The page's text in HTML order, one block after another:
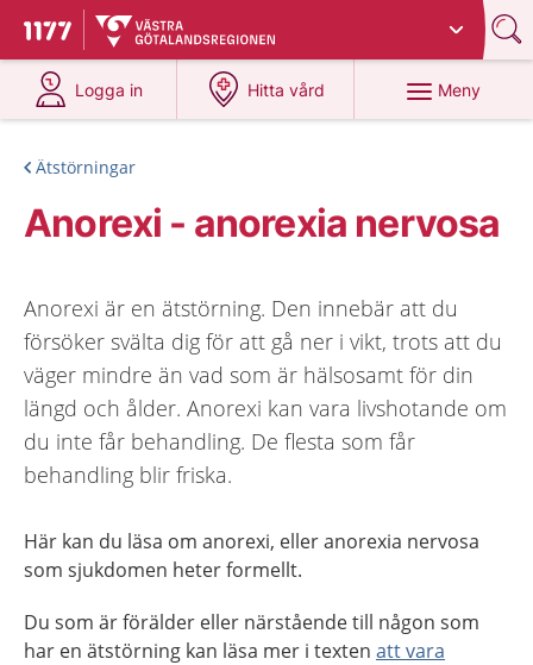
Till startsidan för 1177
Du har valt region
Logga in
på 1177.se
Hitta vård
på 1177.se
Meny
Ätstörningar
Anorexi - anorexia nervosa
Anorexi är en ätstörning. Den innebär att du
försöker svälta dig för att gå ner i vikt, trots att du
väger mindre än vad som är hälsosamt för din
längd och ålder. Anorexi kan vara livshotande om
du inte får behandling. De flesta som får
behandling blir friska.
Här kan du läsa om anorexi, eller anorexia nervosa
som sjukdomen heter formellt.
Du som är förälder eller närstående till någon som
har en ätstörning kan läsa mer i texten att vara